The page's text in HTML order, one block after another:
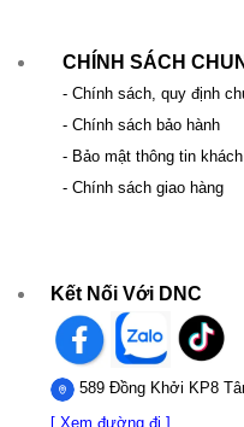
CHÍNH SÁCH
- Chính sách, quy định
- Chính sách bảo hành
- Bảo mật thông tin
- Chính sách giao hàng
Kết Nối Với DNC
589 Đồng Khởi KP8
[ Xem đường đi ]